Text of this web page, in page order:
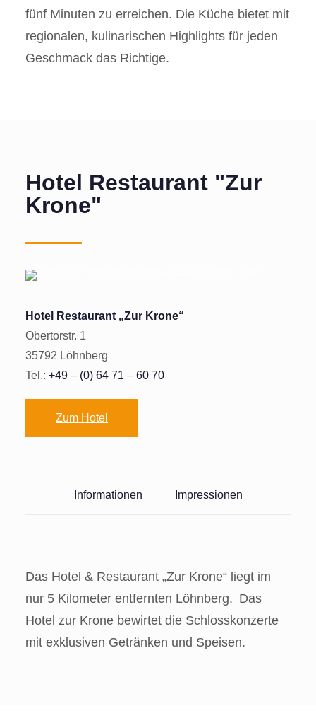
fünf Minuten zu erreichen. Die Küche bietet mit
regionalen, kulinarischen Highlights für jeden
Geschmack das Richtige.
Hotel Restaurant "Zur
Krone"
Hotel Restaurant „Zur Krone“
Obertorstr. 1
35792 Löhnberg
Tel.: +49 – (0) 64 71 – 60 70
Zum Hotel
Informationen Impressionen
Das Hotel & Restaurant „Zur Krone“ liegt im
nur 5 Kilometer entfernten Löhnberg. Das
Hotel zur Krone bewirtet die Schlosskonzerte
mit exklusiven Getränken und Speisen.